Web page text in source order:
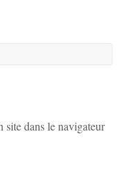
site dans le navigateur